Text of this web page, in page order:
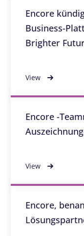
Encore
Business-
Brighter
View
Encore -
View
Encore,